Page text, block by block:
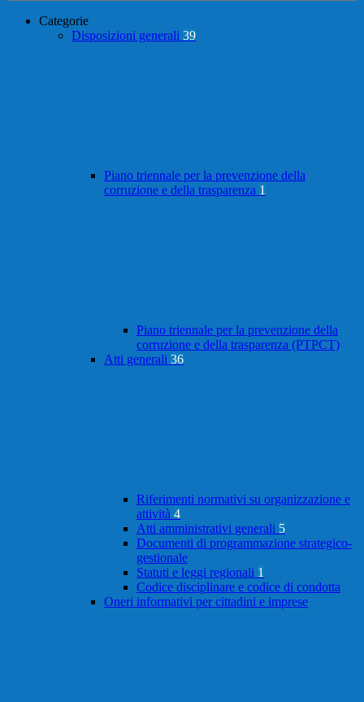
Categorie
Disposizioni generali 39
Piano triennale per la prevenzione della
corruzione e della trasparenza 1
Piano triennale per la prevenzione della
corruzione e della trasparenza (PTPCT)
Atti generali 36
Riferimenti normativi su organizzazione e
attività 4
Atti amministrativi generali 5
Documenti di programmazione strategico-
gestionale
Statuti e leggi regionali 1
Codice disciplinare e codice di condotta
Oneri informativi per cittadini e imprese